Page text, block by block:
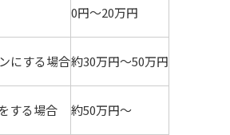
0円～20万円
にする場合約30万円～50万円
する場合 約50万円～